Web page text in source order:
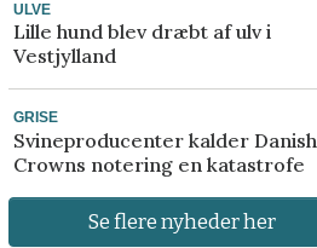
ULVE
Lille hund blev dræbt af ulv i
Vestjylland
GRISE
Svineproducenter kalder Danish
Crowns notering en katastrofe
Se flere nyheder her